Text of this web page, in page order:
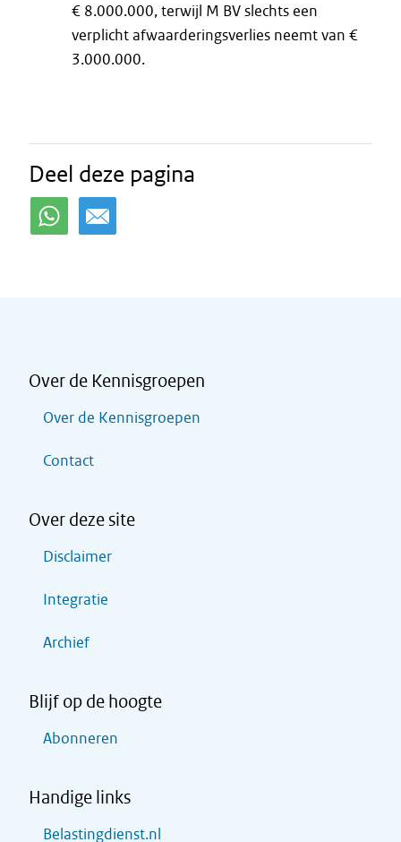
€ 8.000.000, terwijl M BV slechts een
verplicht afwaarderingsverlies neemt van €
3.000.000.
Deel deze pagina
Over de Kennisgroepen
Over de Kennisgroepen
Contact
Over deze site
Disclaimer
Integratie
Archief
Blijf op de hoogte
Abonneren
Handige links
Belastingdienst.nl